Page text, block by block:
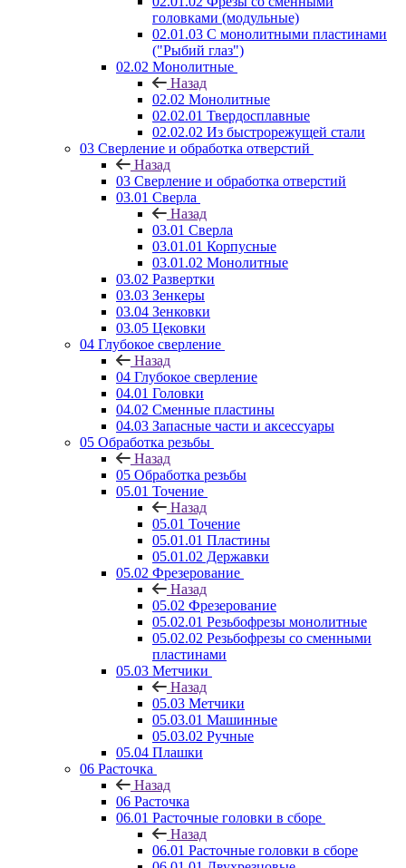
головками (модульные)
02.01.03 С монолитными пластинами
("Рыбий глаз")
02.02 Монолитные
Назад
02.02 Монолитные
02.02.01 Твердосплавные
02.02.02 Из быстрорежущей стали
03 Сверление и обработка отверстий
Назад
03 Сверление и обработка отверстий
03.01 Сверла
Назад
03.01 Сверла
03.01.01 Корпусные
03.01.02 Монолитные
03.02 Развертки
03.03 Зенкеры
03.04 Зенковки
03.05 Цековки
04 Глубокое сверление
Назад
04 Глубокое сверление
04.01 Головки
04.02 Сменные пластины
04.03 Запасные части и аксессуары
05 Обработка резьбы
Назад
05 Обработка резьбы
05.01 Точение
Назад
05.01 Точение
05.01.01 Пластины
05.01.02 Державки
05.02 Фрезерование
Назад
05.02 Фрезерование
05.02.01 Резьбофрезы монолитные
05.02.02 Резьбофрезы со сменными
пластинами
05.03 Метчики
Назад
05.03 Метчики
05.03.01 Машинные
05.03.02 Ручные
05.04 Плашки
06 Расточка
Назад
06 Расточка
06.01 Расточные головки в сборе
Назад
06.01 Расточные головки в сборе